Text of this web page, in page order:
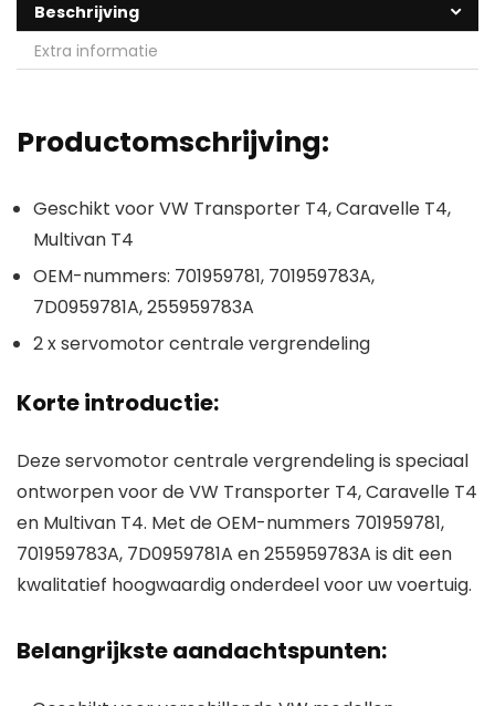
Beschrijving
Extra informatie
Productomschrijving:
Geschikt voor VW Transporter T4, Caravelle T4,
Multivan T4
OEM-nummers: 701959781, 701959783A,
7D0959781A, 255959783A
2 x servomotor centrale vergrendeling
Korte introductie:
Deze servomotor centrale vergrendeling is speciaal
ontworpen voor de VW Transporter T4, Caravelle T4
en Multivan T4. Met de OEM-nummers 701959781,
701959783A, 7D0959781A en 255959783A is dit een
kwalitatief hoogwaardig onderdeel voor uw voertuig.
Belangrijkste aandachtspunten: